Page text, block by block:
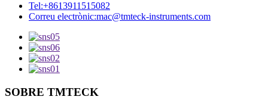
Tel:+8613911515082
Correu electrònic:mac@tmteck-instruments.com
SOBRE TMTECK